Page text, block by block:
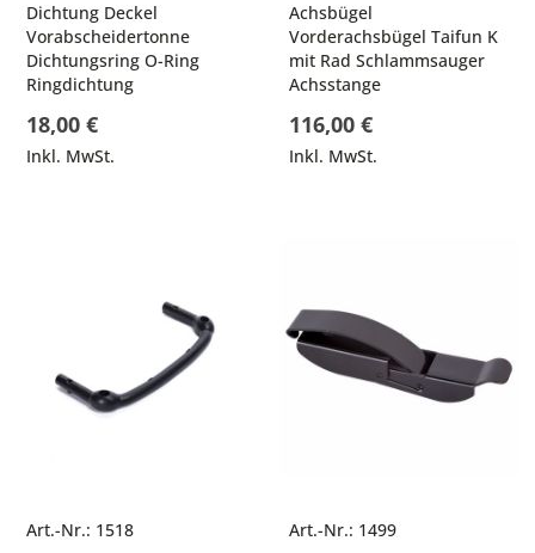
Dichtung Deckel
Vorabscheidertonne
Dichtungsring O-Ring
Ringdichtung
18,00 €
Inkl. MwSt.
Achsbügel
Vorderachsbügel Taifun K
mit Rad Schlammsauger
Achsstange
116,00 €
Inkl. MwSt.
Art.-Nr.: 1518
Art.-Nr.: 1499